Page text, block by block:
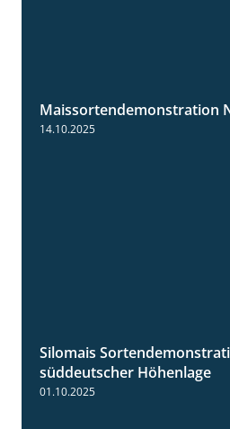
Maissortendemonstration
14.10.2025
Silomais
süddeutscher Höhenlage
01.10.2025